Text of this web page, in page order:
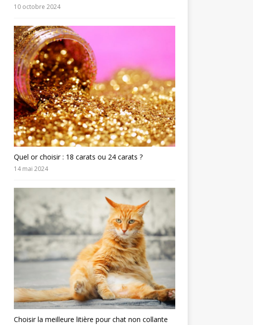
10 octobre 2024
Quel or choisir : 18 carats ou 24 carats ?
14 mai 2024
Choisir la meilleure litière pour chat non collante